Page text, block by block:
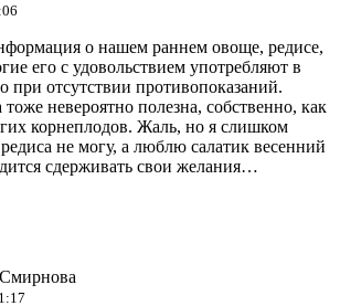
о нашем раннем овоще, редисе,
его с удовольствием употребляют в
при отсутствии противопоказаний.
тоже невероятно полезна, собственно, как
корнеплодов. Жаль, но я слишком
не могу, а люблю салатик весенний
сдерживать свои желания…